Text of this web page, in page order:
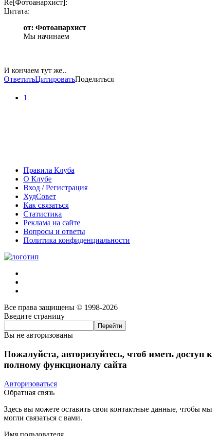
Re[Фотоанархист]:
Цитата:
от: Фотоанархист
Мы начинаем
И кончаем тут же..
ОтветитьЦитироватьПоделиться
1
Правила Клуба
О Клубе
Вход / Регистрация
ХудСовет
Как связаться
Статистика
Реклама на сайте
Вопросы и ответы
Политика конфиденциальности
Все права защищены © 1998-2026
Введите страницу
Вы не авторизованы
Пожалуйста, авторизуйтесь, чтоб иметь доступ к
полному функционалу сайта
Авторизоваться
Обратная связь
Здесь вы можете оставить свои контактные данные, чтобы мы
могли связаться с вами.
Имя пользователя